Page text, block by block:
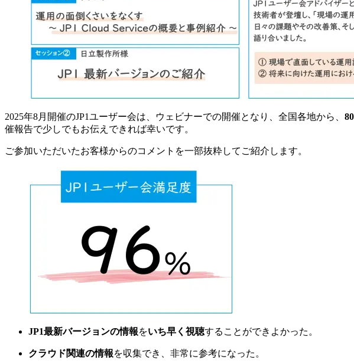
2025年8月開催のJP1ユーザー会は、ウェビナーでの開催となり、全国各地から、
催報告で少しでもお伝えできれば幸いです。
ご参加いただいたお客様からのコメントを一部抜粋してご紹介します。
JP1最新バージョンの情報をいち早く視聴することができよかった。
クラウド関連の情報を収集でき、非常に参考になった。